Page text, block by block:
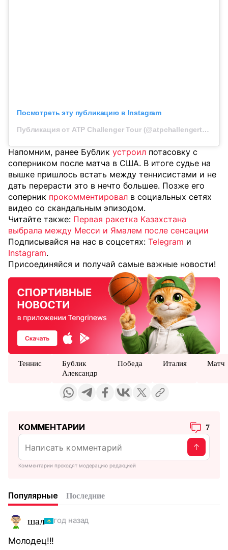
Посмотреть эту публикацию в Instagram
Публикация от ATP Challenger Tour (@atpchallengertour)
Напомним, ранее Бублик устроил потасовку с
соперником после матча в США. В итоге судье на
вышке пришлось встать между теннисистами и не
дать перерасти это в нечто большее. Позже его
соперник прокомментировал в социальных сетях
видео со скандальным эпизодом.
Читайте также: Первая ракетка Казахстана
выбрала между Месси и Ямалем после сенсации
Подписывайся на нас в соцсетях: Telegram и
Instagram.
Присоединяйся и получай самые важные новости!
Теннис
Бублик
Александр
Победа Италия Матч
КОММЕНТАРИИ 7
Комментарии проходят модерацию редакцией
Популярные Последние
шал год назад
Молодец!!!